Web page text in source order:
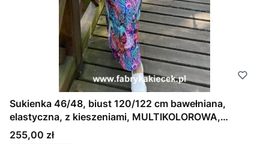
Sukienka 46/48, biust 120/122 cm bawełniana,
elastyczna, z kieszeniami, MULTIKOLOROWA,
FIOLETOWA
Cena
255,00 zł